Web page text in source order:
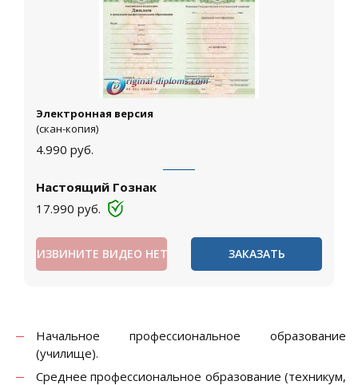
Электронная версия
(скан-копия)
4.990 руб.
Настоящий Гознак
17.990 руб.
ИЗВИНИТЕ ВИДЕО НЕТ ЗАКАЗАТЬ
Начальное профессиональное образование
(училище).
Среднее профессиональное образование (техникум,